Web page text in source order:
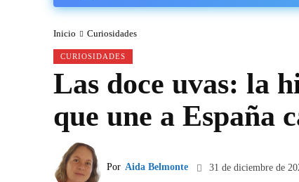
Inicio Curiosidades
CURIOSIDADES
Las doce uvas: la
que une a España
Por Aida Belmonte 31 de diciembre de